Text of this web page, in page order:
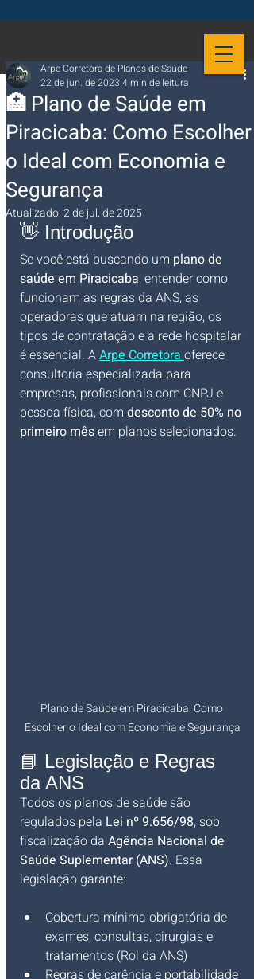
🏥 Plano de Saúde em
Piracicaba: Como Escolher
o Ideal com Economia e
Segurança
Arpe Corretora de Planos de Saúde
22 de jun. de 2023 4 min de leitura
Atualizado:2 de jul. de 2025
👋 Introdução
Se você está buscando um plano de
saúde em Piracicaba, entender como
funcionam as regras da ANS, as
operadoras que atuam na região, os
tipos de contratação e a rede hospitalar
é essencial. A Arpe Corretoraoferece
consultoria especializada para
empresas, profissionais com CNPJ e
pessoa física, com desconto de 50% no
primeiro mês em planos selecionados.
Plano de Saúde em Piracicaba: Como
Escolher o Ideal com Economia e Segurança
📘 Legislação e Regras
da ANS
Todos os planos de saúde são
regulados pela Lei nº 9.656/98, sob
fiscalização da Agência Nacional de
Saúde Suplementar (ANS). Essa
legislação garante:
Cobertura mínima obrigatória de
exames, consultas, cirurgias e
tratamentos (Rol da ANS)
Regras de carência e portabilidade